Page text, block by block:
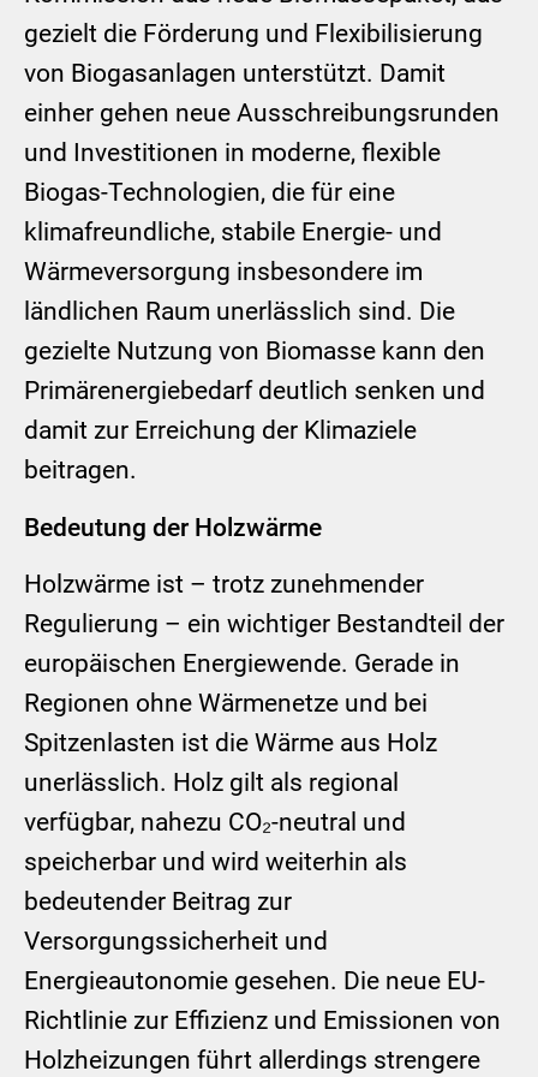
gezielt die Förderung und Flexibilisierung
von Biogasanlagen unterstützt. Damit
einher gehen neue Ausschreibungsrunden
und Investitionen in moderne, flexible
Biogas-Technologien, die für eine
klimafreundliche, stabile Energie- und
Wärmeversorgung insbesondere im
ländlichen Raum unerlässlich sind. Die
gezielte Nutzung von Biomasse kann den
Primärenergiebedarf deutlich senken und
damit zur Erreichung der Klimaziele
beitragen.
Bedeutung der Holzwärme
Holzwärme ist – trotz zunehmender
Regulierung – ein wichtiger Bestandteil der
europäischen Energiewende. Gerade in
Regionen ohne Wärmenetze und bei
Spitzenlasten ist die Wärme aus Holz
unerlässlich. Holz gilt als regional
verfügbar, nahezu CO₂-neutral und
speicherbar und wird weiterhin als
bedeutender Beitrag zur
Versorgungssicherheit und
Energieautonomie gesehen. Die neue EU-
Richtlinie zur Effizienz und Emissionen von
Holzheizungen führt allerdings strengere